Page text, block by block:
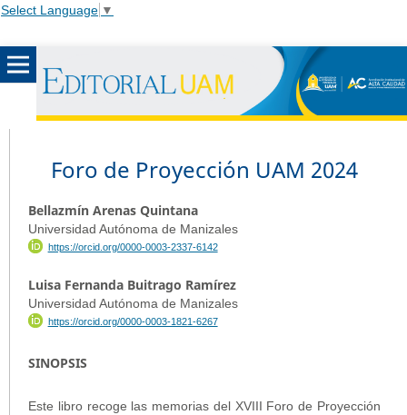
Select Language ▼
Foro de Proyección UAM 2024
Bellazmín Arenas Quintana
Universidad Autónoma de Manizales
https://orcid.org/0000-0003-2337-6142
Luisa Fernanda Buitrago Ramírez
Universidad Autónoma de Manizales
https://orcid.org/0000-0003-1821-6267
SINOPSIS
Este libro recoge las memorias del XVIII Foro de Proyección